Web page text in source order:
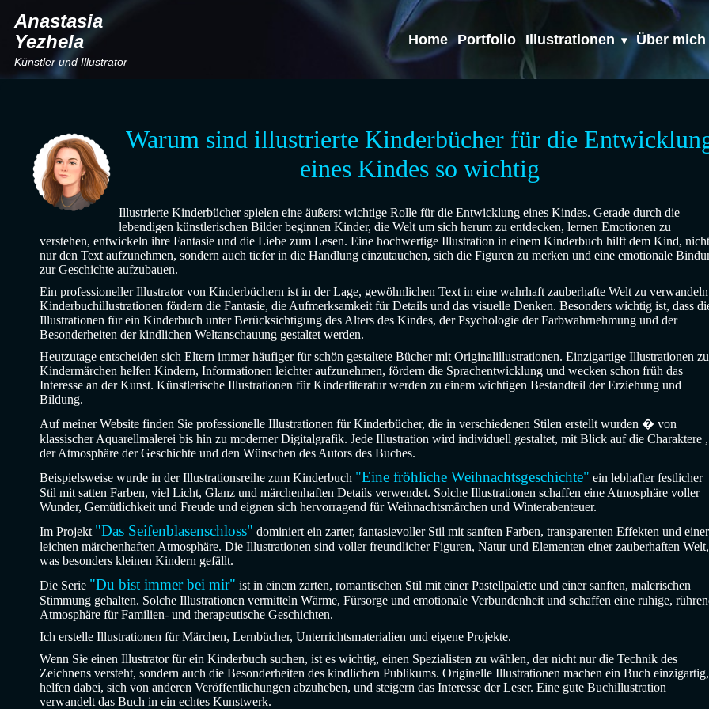
Anastasia
Yezhela
Künstler und Illustrator
Home Portfolio Illustrationen Über mich
Warum sind illustrierte Kinderbücher für die
eines Kindes so wichtig
Illustrierte Kinderbücher spielen eine äußerst wichtige Rolle für die Entwicklung eines Kindes. Gerade durch die
lebendigen künstlerischen Bilder beginnen Kinder, die Welt um sich herum zu entdecken, lernen Emotionen zu
verstehen, entwickeln ihre Fantasie und die Liebe zum Lesen. Eine hochwertige Illustration in einem Kinderbuch hilft dem Kind, nicht
nur den Text aufzunehmen, sondern auch tiefer in die Handlung einzutauchen, sich die Figuren zu merken und eine emotionale
zur Geschichte aufzubauen.
Ein professioneller Illustrator von Kinderbüchern ist in der Lage, gewöhnlichen Text in eine wahrhaft zauberhafte Welt zu
Kinderbuchillustrationen fördern die Fantasie, die Aufmerksamkeit für Details und das visuelle Denken. Besonders wichtig ist, dass
Illustrationen für ein Kinderbuch unter Berücksichtigung des Alters des Kindes, der Psychologie der Farbwahrnehmung und der
Besonderheiten der kindlichen Weltanschauung gestaltet werden.
Heutzutage entscheiden sich Eltern immer häufiger für schön gestaltete Bücher mit Originalillustrationen. Einzigartige Illustrationen zu
Kindermärchen helfen Kindern, Informationen leichter aufzunehmen, fördern die Sprachentwicklung und wecken schon früh das
Interesse an der Kunst. Künstlerische Illustrationen für Kinderliteratur werden zu einem wichtigen Bestandteil der Erziehung und
Bildung.
Auf meiner Website finden Sie professionelle Illustrationen für Kinderbücher, die in verschiedenen Stilen erstellt wurden � von
klassischer Aquarellmalerei bis hin zu moderner Digitalgrafik. Jede Illustration wird individuell gestaltet, mit Blick auf die Charaktere ,
der Atmosphäre der Geschichte und den Wünschen des Autors des Buches.
Beispielsweise wurde in der Illustrationsreihe zum Kinderbuch "Eine fröhliche Weihnachtsgeschichte" ein lebhafter festlicher
Stil mit satten Farben, viel Licht, Glanz und märchenhaften Details verwendet. Solche Illustrationen schaffen eine Atmosphäre voller
Wunder, Gemütlichkeit und Freude und eignen sich hervorragend für Weihnachtsmärchen und Winterabenteuer.
Im Projekt "Das Seifenblasenschloss" dominiert ein zarter, fantasievoller Stil mit sanften Farben, transparenten Effekten und einer
leichten märchenhaften Atmosphäre. Die Illustrationen sind voller freundlicher Figuren, Natur und Elementen einer zauberhaften Welt,
was besonders kleinen Kindern gefällt.
Die Serie "Du bist immer bei mir" ist in einem zarten, romantischen Stil mit einer Pastellpalette und einer sanften, malerischen
Stimmung gehalten. Solche Illustrationen vermitteln Wärme, Fürsorge und emotionale Verbundenheit und schaffen eine ruhige,
Atmosphäre für Familien- und therapeutische Geschichten.
Ich erstelle Illustrationen für Märchen, Lernbücher, Unterrichtsmaterialien und eigene Projekte.
Wenn Sie einen Illustrator für ein Kinderbuch suchen, ist es wichtig, einen Spezialisten zu wählen, der nicht nur die Technik des
Zeichnens versteht, sondern auch die Besonderheiten des kindlichen Publikums. Originelle Illustrationen machen ein Buch einzigartig,
helfen dabei, sich von anderen Veröffentlichungen abzuheben, und steigern das Interesse der Leser. Eine gute Buchillustration
verwandelt das Buch in ein echtes Kunstwerk.